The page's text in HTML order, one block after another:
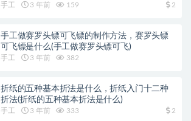
手工 3 年前 159 2
手工做赛罗头镖可飞镖的制作方法，赛罗头镖
可飞镖是什么(手工做赛罗头镖可飞)
手工 3 年前 382
折纸的五种基本折法是什么，折纸入门十二种
折法(折纸的五种基本折法是什么)
手工 3 年前 333 2